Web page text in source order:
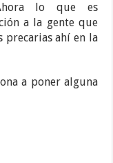
lo que es
a la gente que
precarias ahí en la
a poner alguna